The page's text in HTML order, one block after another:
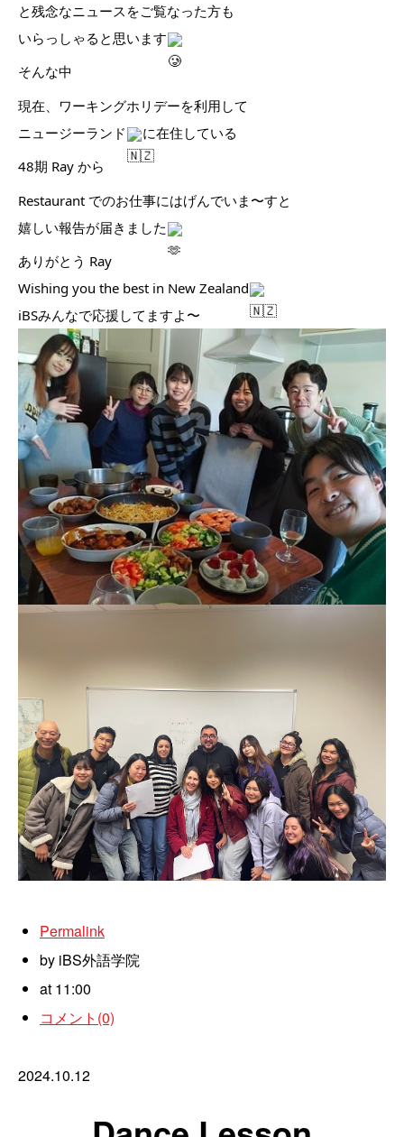
と残念なニュースをご覧なった方も
いらっしゃると思います
そんな中
現在、ワーキングホリデーを利用して
ニュージーランド
に在住している
48期 Ray から
Restaurant でのお仕事にはげんでいま〜すと
嬉しい報告が届きました
ありがとう Ray
Wishing you the best in New Zealand
iBSみんなで応援してますよ〜
Permalink
by iBS外語学院
at 11:00
コメント(0)
2024.10.12